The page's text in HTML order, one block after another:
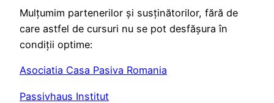
Mulțumim partenerilor și susținătorilor, fără de
care astfel de cursuri nu se pot desfășura în
condiții optime:
Asociatia Casa Pasiva Romania
Passivhaus Institut